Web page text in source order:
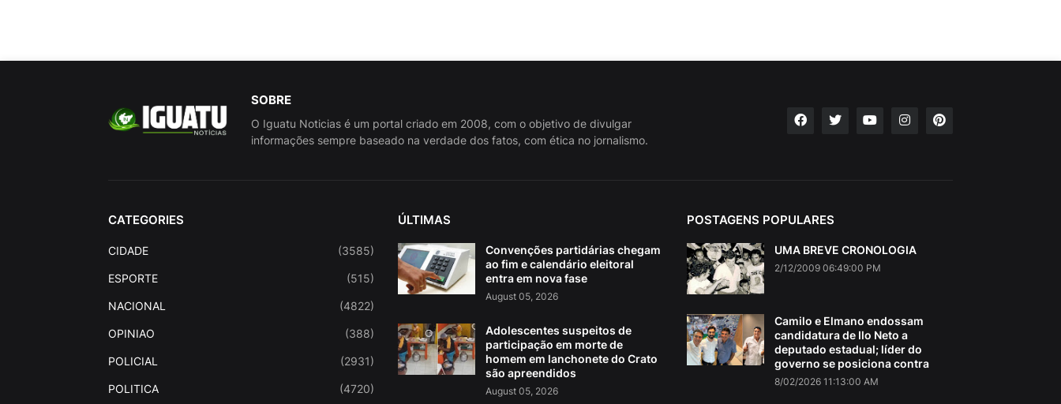
SOBRE
O Iguatu Noticias é um portal criado em 2008, com o objetivo de divulgar
informações sempre baseado na verdade dos fatos, com ética no jornalismo.
CATEGORIES
CIDADE (3585)
ESPORTE (515)
NACIONAL (4822)
OPINIAO (388)
POLICIAL (2931)
POLITICA (4720)
ÚLTIMAS
Convenções partidárias chegam
ao fim e calendário eleitoral
entra em nova fase
August 05, 2026
Adolescentes suspeitos de
participação em morte de
homem em lanchonete do Crato
são apreendidos
August 05, 2026
POSTAGENS POPULARES
UMA BREVE CRONOLOGIA
2/12/2009 06:49:00 PM
Camilo e Elmano endossam
candidatura de Ilo Neto a
deputado estadual; líder do
governo se posiciona contra
8/02/2026 11:13:00 AM